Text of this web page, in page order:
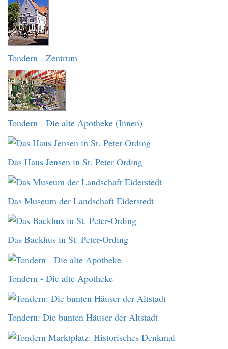
Tondern - Zentrum
Tondern - Die alte Apotheke (Innen)
Das Haus Jensen in St. Peter-Ording
Das Museum der Landschaft Eiderstedt
Das Backhus in St. Peter-Ording
Tondern - Die alte Apotheke
Tondern: Die bunten Häuser der Altstadt